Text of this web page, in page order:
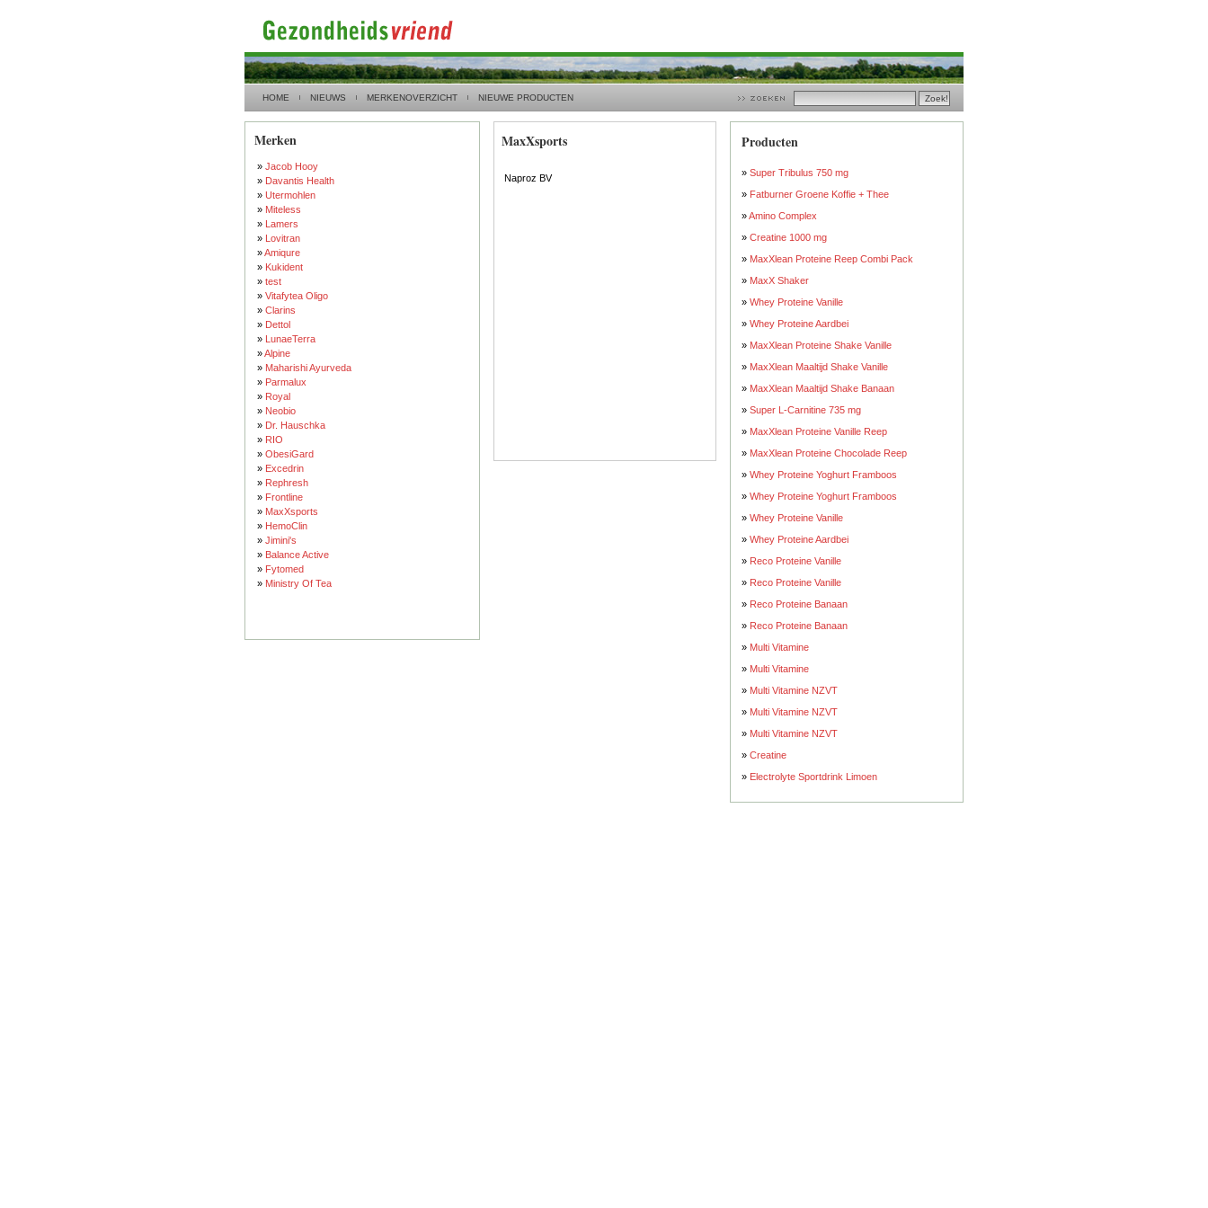
HOME NIEUWS MERKENOVERZICHT NIEUWE PRODUCTEN
Merken
» Jacob Hooy
» Davantis Health
» Utermohlen
» Miteless
» Lamers
» Lovitran
»Amiqure
» Kukident
» test
» Vitafytea Oligo
» Clarins
» Dettol
» LunaeTerra
»Alpine
» Maharishi Ayurveda
» Parmalux
» Royal
» Neobio
» Dr. Hauschka
» RIO
» ObesiGard
» Excedrin
» Rephresh
» Frontline
» MaxXsports
» HemoClin
» Jimini's
» Balance Active
» Fytomed
» Ministry Of Tea
MaxXsports
Naproz BV
Producten
» Super Tribulus 750 mg
» Fatburner Groene Koffie + Thee
»Amino Complex
» Creatine 1000 mg
» MaxXlean Proteine Reep Combi Pack
» MaxX Shaker
» Whey Proteine Vanille
» Whey Proteine Aardbei
» MaxXlean Proteine Shake Vanille
» MaxXlean Maaltijd Shake Vanille
» MaxXlean Maaltijd Shake Banaan
» Super L-Carnitine 735 mg
» MaxXlean Proteine Vanille Reep
» MaxXlean Proteine Chocolade Reep
» Whey Proteine Yoghurt Framboos
» Whey Proteine Yoghurt Framboos
» Whey Proteine Vanille
» Whey Proteine Aardbei
» Reco Proteine Vanille
» Reco Proteine Vanille
» Reco Proteine Banaan
» Reco Proteine Banaan
» Multi Vitamine
» Multi Vitamine
» Multi Vitamine NZVT
» Multi Vitamine NZVT
» Multi Vitamine NZVT
» Creatine
» Electrolyte Sportdrink Limoen